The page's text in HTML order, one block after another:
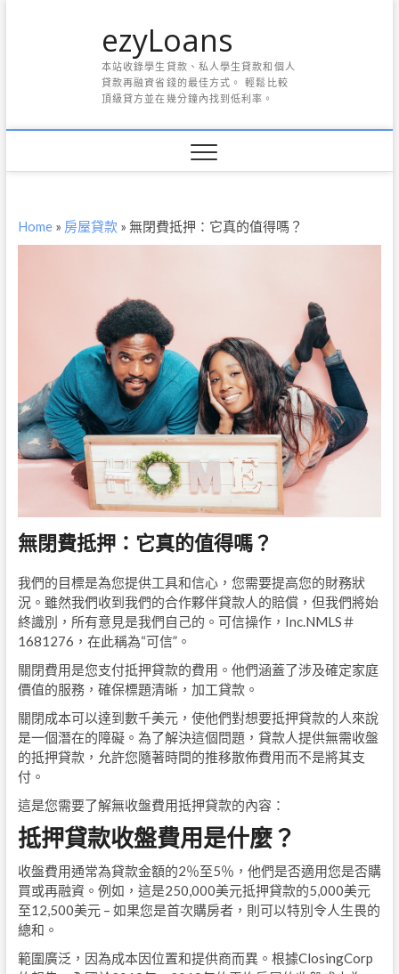
ezyLoans
本站收錄學生貸款、私人學生貸款和個人
貸款再融資省錢的最佳方式。 輕鬆比較
頂級貸方並在幾分鐘內找到低利率。
Home» 房屋貸款» 無閉費抵押：它真的值得嗎？
無閉費抵押：它真的值得嗎？
我們的目標是為您提供工具和信心，您需要提高您的財務狀
況。雖然我們收到我們的合作夥伴貸款人的賠償，但我們將始
終識別，所有意見是我們自己的。可信操作，Inc.NMLS＃
1681276，在此稱為“可信”。
關閉費用是您支付抵押貸款的費用。他們涵蓋了涉及確定家庭
價值的服務，確保標題清晰，加工貸款。
關閉成本可以達到數千美元，使他們對想要抵押貸款的人來說
是一個潛在的障礙。為了解決這個問題，貸款人提供無需收盤
的抵押貸款，允許您隨著時間的推移散佈費用而不是將其支
付。
這是您需要了解無收盤費用抵押貸款的內容：
抵押貸款收盤費用是什麼？
收盤費用通常為貸款金額的2％至5％，他們是否適用您是否購
買或再融資。例如，這是250,000美元抵押貸款的5,000美元
至12,500美元 – 如果您是首次購房者，則可以特別令人生畏的
總和。
範圍廣泛，因為成本因位置和提供商而異。根據ClosingCorp